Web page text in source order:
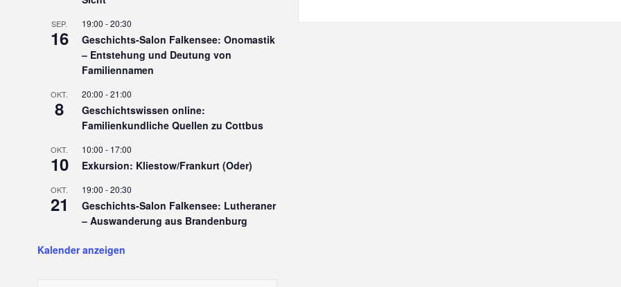
SEP.
16
19:00 -20:30
Geschichts-Salon Falkensee: Onomastik
– Entstehung und Deutung von
Familiennamen
OKT.
8
20:00 -21:00
Geschichtswissen online:
Familienkundliche Quellen zu Cottbus
OKT.
10
10:00 - 17:00
Exkursion: Kliestow/Frankurt (Oder)
OKT.
21
19:00 -20:30
Geschichts-Salon Falkensee: Lutheraner
– Auswanderung aus Brandenburg
Kalender anzeigen